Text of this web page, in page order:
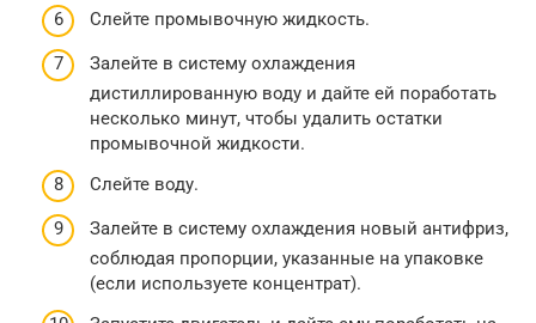
Слейте промывочную жидкость.
Залейте в систему охлаждения
дистиллированную воду и дайте ей поработать
несколько минут, чтобы удалить остатки
промывочной жидкости.
Слейте воду.
Залейте в систему охлаждения новый антифриз,
соблюдая пропорции, указанные на упаковке
(если используете концентрат).